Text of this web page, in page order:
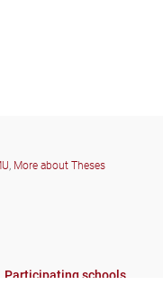
, More about Theses
Participating schools